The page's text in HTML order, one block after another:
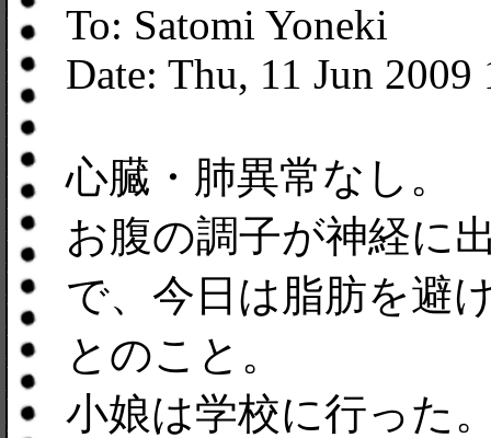
To: Satomi Yoneki
Date: Thu, 11 Jun
心臓・肺異常なし。
お腹の調子が神経に
で、今日は脂肪を避
とのこと。
小娘は学校に行った